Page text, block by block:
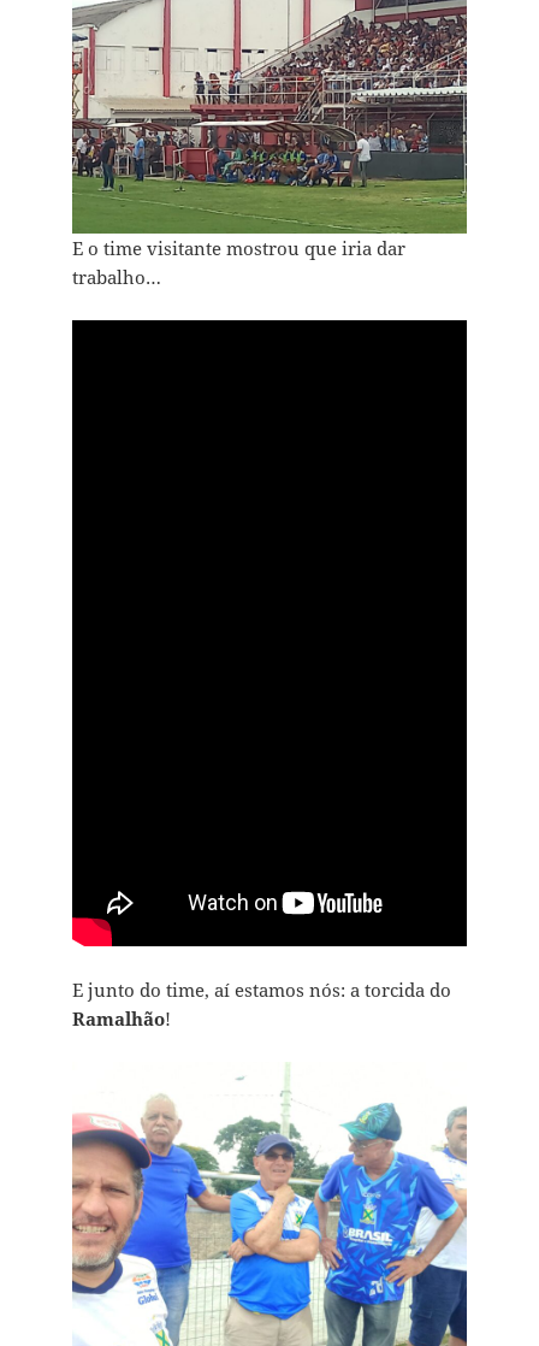
E o time visitante mostrou que iria dar
trabalho…
E junto do time, aí estamos nós: a torcida do
Ramalhão!